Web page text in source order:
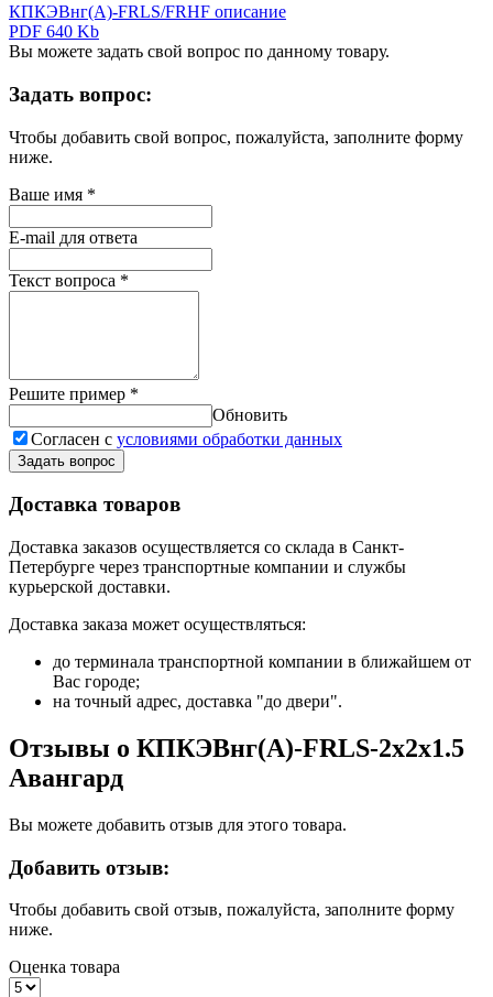
КПКЭВнг(А)-FRLS/FRHF описание
PDF 640 Kb
Вы можете задать свой вопрос по данному товару.
Задать вопрос:
Чтобы добавить свой вопрос, пожалуйста, заполните форму
ниже.
Ваше имя *
E-mail для ответа
Текст вопроса *
Решите пример *
Обновить
Согласен с условиями обработки данных
Задать вопрос
Доставка товаров
Доставка заказов осуществляется со склада в Санкт-
Петербурге через транспортные компании и службы
курьерской доставки.
Доставка заказа может осуществляться:
до терминала транспортной компании в ближайшем от
Вас городе;
на точный адрес, доставка "до двери".
Отзывы о КПКЭВнг(А)-FRLS-2х2х1.5
Авангард
Вы можете добавить отзыв для этого товара.
Добавить отзыв:
Чтобы добавить свой отзыв, пожалуйста, заполните форму
ниже.
Оценка товара